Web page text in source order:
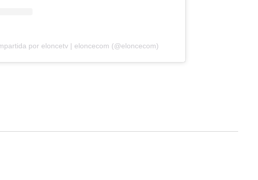
por eloncetv | eloncecom (@eloncecom)